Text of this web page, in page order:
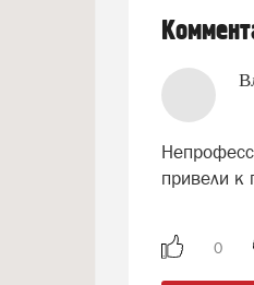
привели к